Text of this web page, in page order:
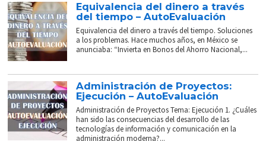
Equivalencia del dinero a través
del tiempo – AutoEvaluación
Equivalencia del dinero a través del tiempo. Soluciones
a los problemas. Hace muchos años, en México se
anunciaba: “Invierta en Bonos del Ahorro Nacional,...
Administración de Proyectos:
Ejecución – AutoEvaluación
Administración de Proyectos Tema: Ejecución 1. ¿Cuáles
han sido las consecuencias del desarrollo de las
tecnologías de información y comunicación en la
administración moderna?...